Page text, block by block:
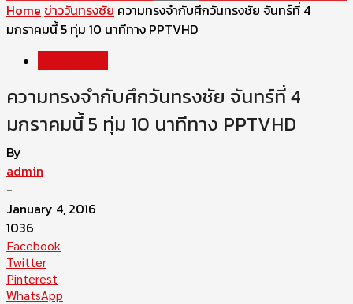
Home ข่าววันทรงชัย ความทรงจำกับศึกวันทรงชัย จันทร์ที่ 4
มกราคมนี้ 5 ทุ่ม 10 นาทีทาง PPTVHD
ความทรงจำกับศึกวันทรงชัย จันทร์ที่ 4
มกราคมนี้ 5 ทุ่ม 10 นาทีทาง PPTVHD
By
admin
-
January 4, 2016
1036
Facebook
Twitter
Pinterest
WhatsApp